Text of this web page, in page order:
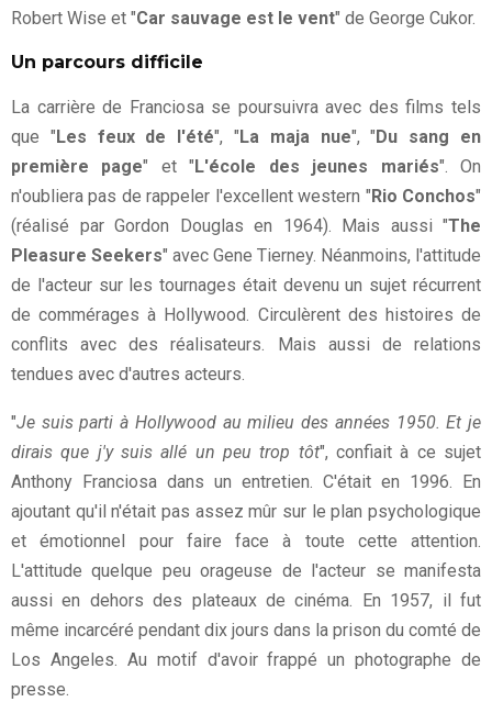
Robert Wise et "Car sauvage est le vent" de George Cukor.
Un parcours difficile
La carrière de Franciosa se poursuivra avec des films tels
que "Les feux de l'été", "La maja nue", "Du sang en
première page" et "L'école des jeunes mariés". On
n'oubliera pas de rappeler l'excellent western "Rio Conchos"
(réalisé par Gordon Douglas en 1964). Mais aussi "The
Pleasure Seekers" avec Gene Tierney. Néanmoins, l'attitude
de l'acteur sur les tournages était devenu un sujet récurrent
de commérages à Hollywood. Circulèrent des histoires de
conflits avec des réalisateurs. Mais aussi de relations
tendues avec d'autres acteurs.
"Je suis parti à Hollywood au milieu des années 1950. Et je
dirais que j'y suis allé un peu trop tôt", confiait à ce sujet
Anthony Franciosa dans un entretien. C'était en 1996. En
ajoutant qu'il n'était pas assez mûr sur le plan psychologique
et émotionnel pour faire face à toute cette attention.
L'attitude quelque peu orageuse de l'acteur se manifesta
aussi en dehors des plateaux de cinéma. En 1957, il fut
même incarcéré pendant dix jours dans la prison du comté de
Los Angeles. Au motif d'avoir frappé un photographe de
presse.